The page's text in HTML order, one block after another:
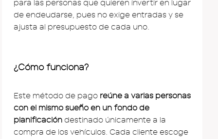
para las personas que quieren invertir en lugar
de endeudarse, pues no exige entradas y se
ajusta al presupuesto de cada uno.
¿Cómo funciona?
Este método de pago reúne a varias personas
con el mismo sueño en un fondo de
planificación destinado únicamente a la
compra de los vehículos. Cada cliente escoge